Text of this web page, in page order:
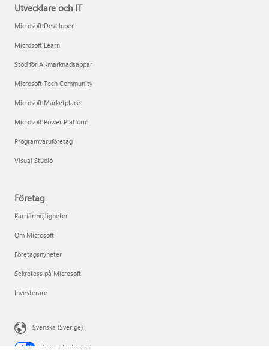
Utvecklare och IT
Microsoft Developer
Microsoft Learn
Stöd för AI-marknadsappar
Microsoft Tech Community
Microsoft Marketplace
Microsoft Power Platform
Programvaruföretag
Visual Studio
Företag
Karriärmöjligheter
Om Microsoft
Företagsnyheter
Sekretess på Microsoft
Investerare
Svenska (Sverige)
Dina sekretessval